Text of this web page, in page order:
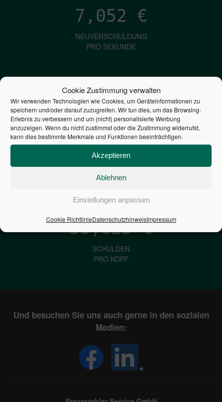
Cookie Zustimmung verwalten
Wir verwenden Technologien wie Cookies, um Geräteinformationen zu
speichern und/oder darauf zuzugreifen. Wir tun dies, um das Browsing-
Erlebnis zu verbessern und um (nicht) personalisierte Werbung
anzuzeigen. Wenn du nicht zustimmst oder die Zustimmung widerrufst,
kann dies bestimmte Merkmale und Funktionen beeinträchtigen.
Akzeptieren
Ablehnen
Einstellungen anpassen
Cookie RichtlinieDatenschutzhinweisImpressum
7,052 €
NEUVERSCHULDUNG
PRO SEKUNDE
1,601€
ZINSEN
PRO SEKUNDE
2,806,483,140,024
STAATSVERSCHULDUNG
33,623€
SCHULDEN
PRO KOPF
Und besuchen Sie uns auch gerne in den sozialen
Medien: